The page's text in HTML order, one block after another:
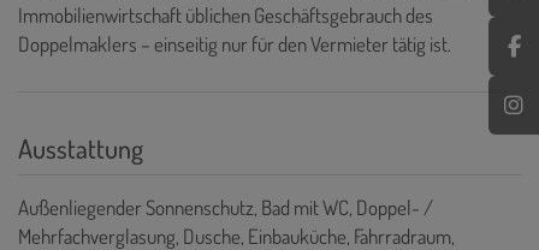
Immobilienwirtschaft üblichen Geschäftsgebrauch des
Doppelmaklers – einseitig nur für den Vermieter tätig ist.
Ausstattung
Außenliegender Sonnenschutz Bad mit WC Doppel- /
Mehrfachverglasung Dusche Einbauküche Fahrradraum